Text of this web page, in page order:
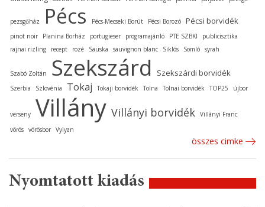
pezsgőház Pécs Pécs-Mecseki Borút Pécsi Borozó Pécsi borvidék
pinot noir Planina Borház portugieser programajánló PTE SZBKI
publicisztika
rajnai rizling
recept rozé Sauska sauvignon blanc Siklós Somló syrah
Szabó Zoltán Szekszárd Szekszárdi borvidék
Szerbia Szlovénia Tokaj Tokaji borvidék Tolna Tolnai borvidék TOP25 újbor
verseny Villány Villányi borvidék Villányi Franc
vörös vörösbor Vylyan
összes cimke
Nyomtatott kiadás